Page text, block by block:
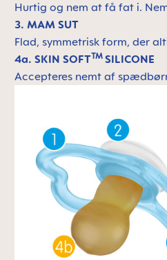
Hurtig og nem at få fat i.
3. MAM SUT
Flad, symmetrisk form, der
4a. SKIN SOFTTM SILICONE
Accepteres nemt af